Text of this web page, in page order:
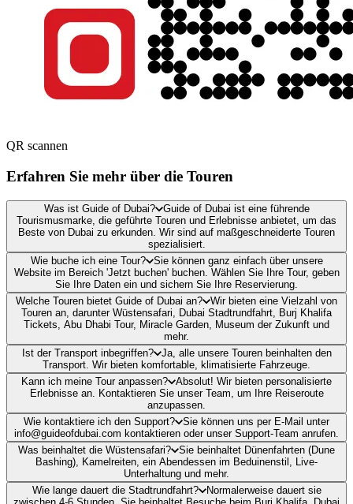
QR scannen
Erfahren Sie mehr über die Touren
Was ist Guide of Dubai?
Guide of Dubai ist eine führende
Tourismusmarke, die geführte Touren und Erlebnisse anbietet, um das
Beste von Dubai zu erkunden. Wir sind auf maßgeschneiderte Touren
spezialisiert.
Wie buche ich eine Tour?
Sie können ganz einfach über unsere
Website im Bereich 'Jetzt buchen' buchen. Wählen Sie Ihre Tour, geben
Sie Ihre Daten ein und sichern Sie Ihre Reservierung.
Welche Touren bietet Guide of Dubai an?
Wir bieten eine Vielzahl von
Touren an, darunter Wüstensafari, Dubai Stadtrundfahrt, Burj Khalifa
Tickets, Abu Dhabi Tour, Miracle Garden, Museum der Zukunft und
mehr.
Ist der Transport inbegriffen?
Ja, alle unsere Touren beinhalten den
Transport. Wir bieten komfortable, klimatisierte Fahrzeuge.
Kann ich meine Tour anpassen?
Absolut! Wir bieten personalisierte
Erlebnisse an. Kontaktieren Sie unser Team, um Ihre Reiseroute
anzupassen.
Wie kontaktiere ich den Support?
Sie können uns per E-Mail unter
info@guideofdubai.com kontaktieren oder unser Support-Team anrufen.
Was beinhaltet die Wüstensafari?
Sie beinhaltet Dünenfahrten (Dune
Bashing), Kamelreiten, ein Abendessen im Beduinenstil, Live-
Unterhaltung und mehr.
Wie lange dauert die Stadtrundfahrt?
Normalerweise dauert sie